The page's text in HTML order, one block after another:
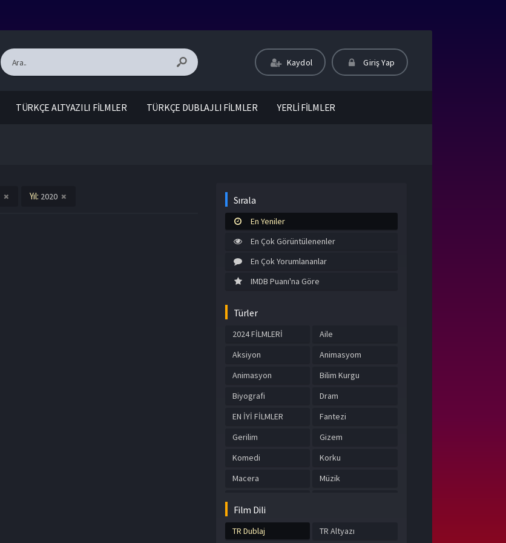
Kaydol Giriş Yap
TÜRKÇE ALTYAZILI FİLMLER TÜRKÇE DUBLAJLI FİLMLER YERLİ FİLMLER
Yıl: 2020 Sırala
En Yeniler
En Çok Görüntülenenler
En Çok Yorumlananlar
IMDB Puanı'na Göre
Türler
2024 FİLMLERİ
Aile
Aksiyon
Animasyom
Animasyon
Bilim Kurgu
Biyografi
Dram
EN İYİ FİLMLER
Fantezi
Gerilim
Gizem
Komedi
Korku
Macera
Müzik
FİLMLER
Film Dili
TR Dublaj TR Altyazı